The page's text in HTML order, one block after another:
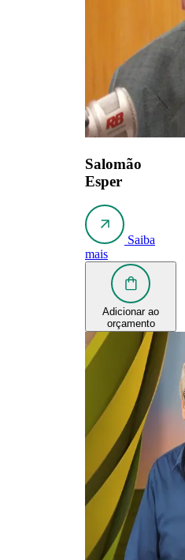
Salomão
Esper
Saiba
mais
Adicionar ao
orçamento